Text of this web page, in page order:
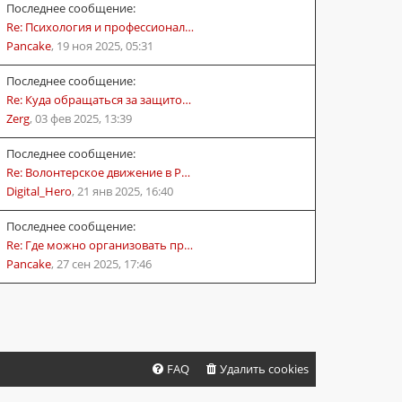
Последнее сообщение:
Re: Психология и профессионал…
Pancake, 19 ноя 2025, 05:31
Последнее сообщение:
Re: Куда обращаться за защито…
Zerg, 03 фев 2025, 13:39
Последнее сообщение:
Re: Волонтерское движение в Р…
Digital_Hero, 21 янв 2025, 16:40
Последнее сообщение:
Re: Где можно организовать пр…
Pancake, 27 сен 2025, 17:46
Удалить cookies
FAQ